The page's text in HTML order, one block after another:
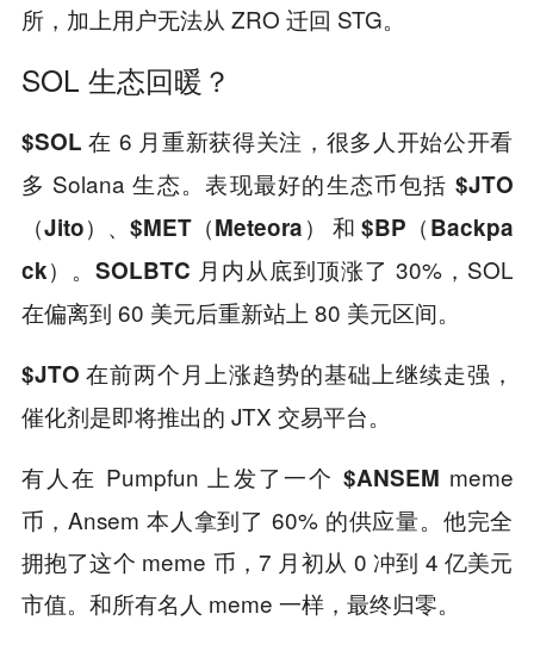
所，加上用户无法从 ZRO 迁回 STG。
SOL 生态回暖？
$SOL 在 6 月重新获得关注，很多人开始公开看
多 Solana 生态。表现最好的生态币包括 $JTO
（Jito） 、$MET（Meteora） 和$BP（Backpa
ck） 。SOLBTC 月内从底到顶涨了 30%，SOL
在偏离到 60 美元后重新站上 80 美元区间。
$JTO 在前两个月上涨趋势的基础上继续走强，
催化剂是即将推出的 JTX 交易平台。
有人在 Pumpfun 上发了一个$ANSEM meme
币，Ansem 本人拿到了 60% 的供应量。他完全
拥抱了这个 meme 币，7 月初从 0 冲到 4 亿美元
市值。和所有名人 meme 一样，最终归零。